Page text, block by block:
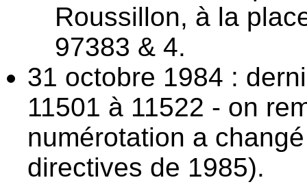
Roussillon, à la
97383 & 4.
31 octobre 1984 :
11501 à 11522 - on
numérotation a
directives de 1985).